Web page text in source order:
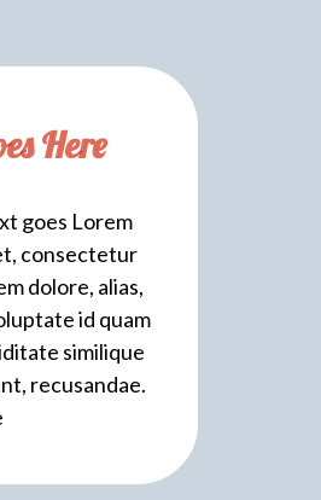
Here
goes Lorem
consectetur
dolore, alias,
id quam
similique
recusandae.